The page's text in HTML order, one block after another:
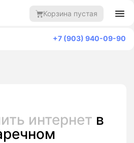
Корзина пустая
+7 (903) 940-09-90
интернет в